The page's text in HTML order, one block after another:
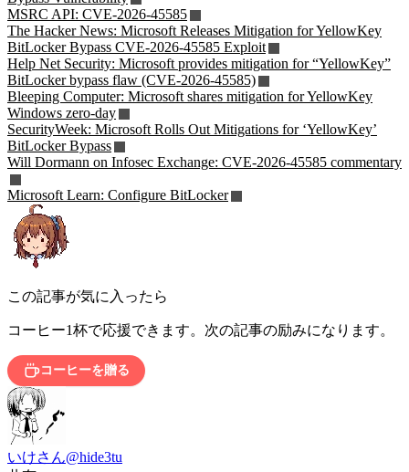
MSRC API: CVE-2026-45585
The Hacker News: Microsoft Releases Mitigation for YellowKey
BitLocker Bypass CVE-2026-45585 Exploit
Help Net Security: Microsoft provides mitigation for “YellowKey”
BitLocker bypass flaw (CVE-2026-45585)
Bleeping Computer: Microsoft shares mitigation for YellowKey
Windows zero-day
SecurityWeek: Microsoft Rolls Out Mitigations for ‘YellowKey’
BitLocker Bypass
Will Dormann on Infosec Exchange: CVE-2026-45585 commentary
Microsoft Learn: Configure BitLocker
この記事が気に入ったら
コーヒー1杯で応援できます。次の記事の励みになります。
コーヒーを贈る
いけさん@hide3tu